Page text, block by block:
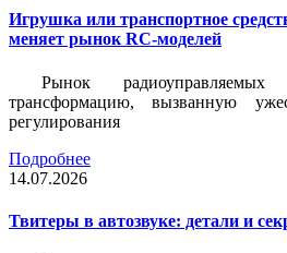
Игрушка или транспортное
меняет рынок RC-моделей
Рынок
трансформацию, вызванную
регулирования
Подробнее
14.07.2026
Твитеры в автозвуке: детали и